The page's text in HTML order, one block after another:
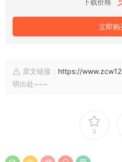
下载价格
立即购
原文链接： https://
明出处~~~
0